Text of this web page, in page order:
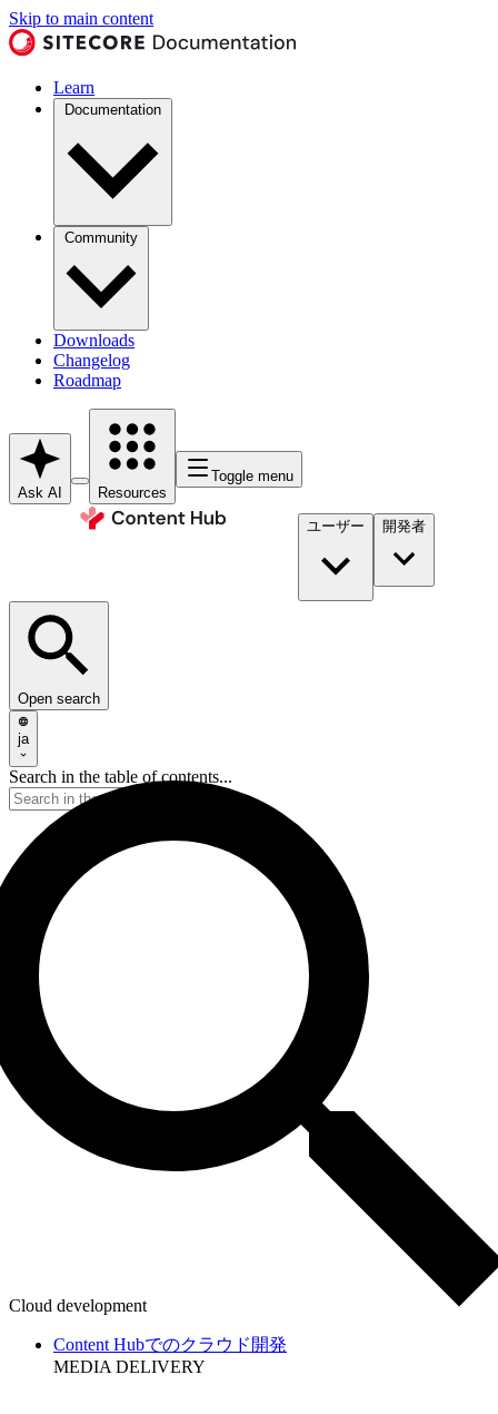
Skip to main content
Learn
Documentation
Community
Downloads
Changelog
Roadmap
Ask AI Resources
Toggle menu
ユーザー 開発者​
Open search
ja
Search in the table of contents...
Cloud development
Content Hubでのクラウド開発
MEDIA DELIVERY